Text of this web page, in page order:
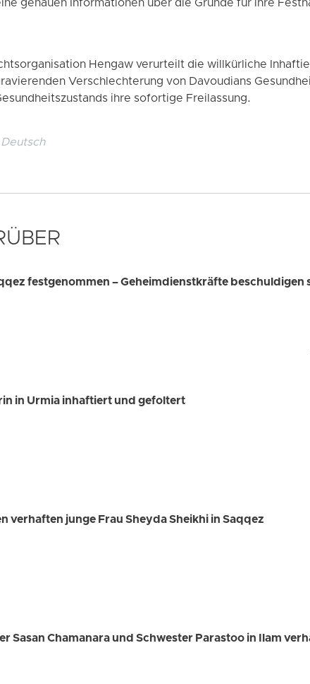
genauen Informationen über die Gründe für ihre
Hengaw verurteilt die willkürliche
Verschlechterung von Davoudians
ihre sofortige Freilassung.
festgenommen – Geheimdienstkräfte beschuldigen
in Urmia inhaftiert und gefoltert
verhaften junge Frau Sheyda Sheikhi in Saqqez
Sasan Chamanara und Schwester Parastoo in Ilam